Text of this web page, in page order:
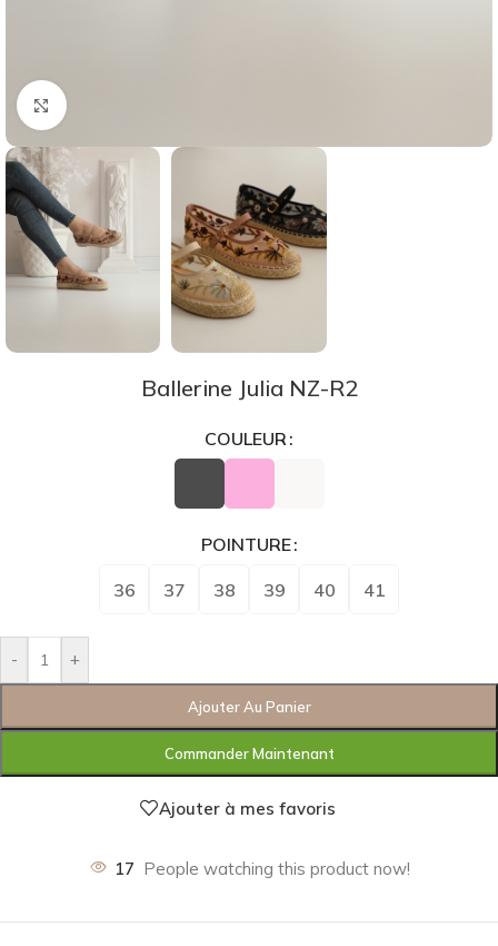
Agrandir
Ballerine Julia NZ-R2
COULEUR
POINTURE
36 37 38 39 40 41
- +
Ajouter Au Panier
Commander Maintenant
Ajouter à mes favoris
17 People watching this product now!